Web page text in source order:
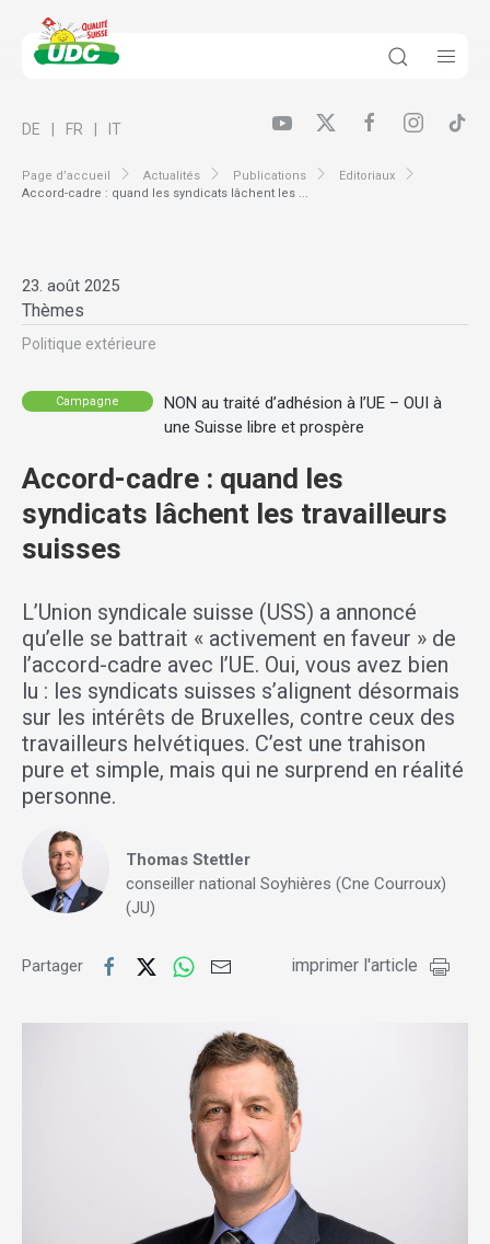
Page d’accueil Actualités Publications
Editoriaux
Accord-cadre : quand les syndicats lâchent les ...
DE FR IT
23. août 2025
Thèmes
Politique extérieure
Campagne
NON au traité d’adhésion à l’UE – OUI à
une Suisse libre et prospère
Accord-cadre : quand les
syndicats lâchent les travailleurs
suisses
L’Union syndicale suisse (USS) a annoncé
qu’elle se battrait « activement en faveur » de
l’accord-cadre avec l’UE. Oui, vous avez bien
lu : les syndicats suisses s’alignent désormais
sur les intérêts de Bruxelles, contre ceux des
travailleurs helvétiques. C’est une trahison
pure et simple, mais qui ne surprend en réalité
personne.
Thomas Stettler
conseiller national Soyhières (Cne Courroux)
(JU)
Partager imprimer l'article